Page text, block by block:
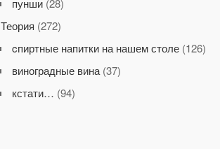
пунши(28)
Теория (272)
cпиртные напитки на нашем столе(126)
виноградные вина(37)
кстати… (94)